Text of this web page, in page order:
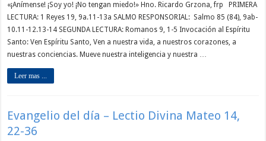
«¡Anímense! ¡Soy yo! ¡No tengan miedo!» Hno. Ricardo Grzona, frp PRIMERA
LECTURA: 1 Reyes 19, 9a.11-13a SALMO RESPONSORIAL: Salmo 85 (84), 9ab-
10.11-12.13-14 SEGUNDA LECTURA: Romanos 9, 1-5 Invocación al Espíritu
Santo: Ven Espíritu Santo, Ven a nuestra vida, a nuestros corazones, a
nuestras conciencias. Mueve nuestra inteligencia y nuestra …
Leer mas ...
Evangelio del día – Lectio Divina Mateo 14,
22-36